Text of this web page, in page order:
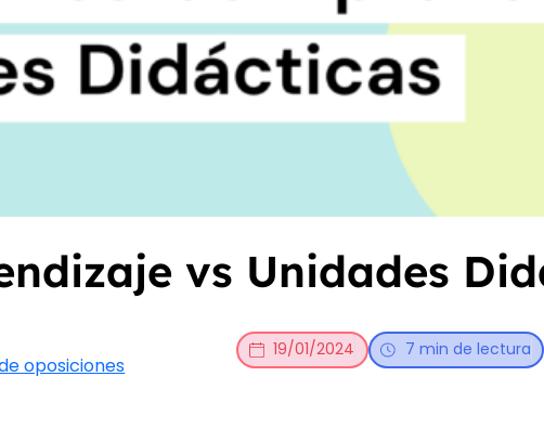
vs Unidades
oposiciones
19/01/2024 7 min de lectura